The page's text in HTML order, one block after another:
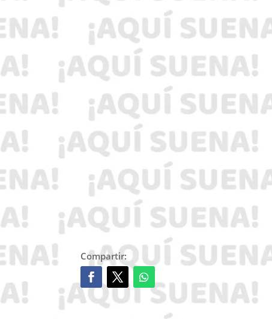
Compartir: